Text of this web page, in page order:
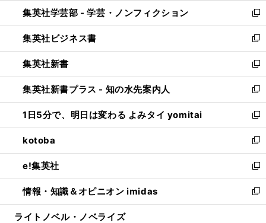
く
で
開
く
ド
ウ
で
開
く
ィ
ン
ド
ウ
で
開
く
集英社学芸部 - 学芸・ノンフィクション
新
し
い
ウ
ィ
ン
ド
ウ
で
開
く
集英社ビジネス書
新
し
い
ウ
ィ
ン
ド
ウ
で
開
く
集英社新書
新
し
い
ウ
ィ
ン
ド
ウ
で
開
く
集英社新書プラス - 知の水先案内人
新
し
い
ウ
ィ
ン
ド
ウ
で
開
1日5分で、明日は変わる よみタイ yomitai
新
し
い
ウ
ィ
ン
ド
ウ
kotoba
新
し
い
ウ
ィ
ン
e!集英社
新
し
い
ウ
情報・知識＆オピニオン imidas
新
し
ライトノベル・ノベライズ